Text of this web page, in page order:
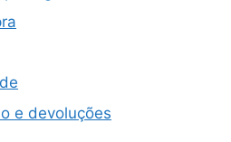
e devoluções